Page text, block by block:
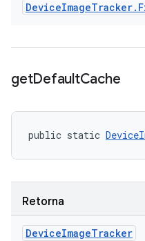
DeviceImageTracker.
getDefaultCache
public static
Retorna
DeviceImageTracker